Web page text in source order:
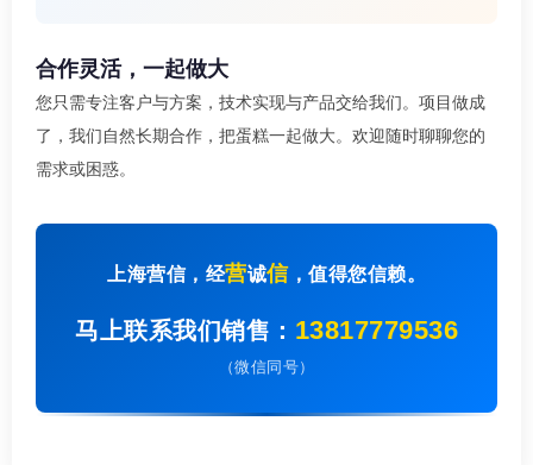
合作灵活，一起做大
您只需专注客户与方案，技术实现与产品交给我们。项目做成
了，我们自然长期合作，把蛋糕一起做大。欢迎随时聊聊您的
需求或困惑。
上海营信，经营诚信，值得您信赖。
马上联系我们销售： 13817779536
（微信同号）